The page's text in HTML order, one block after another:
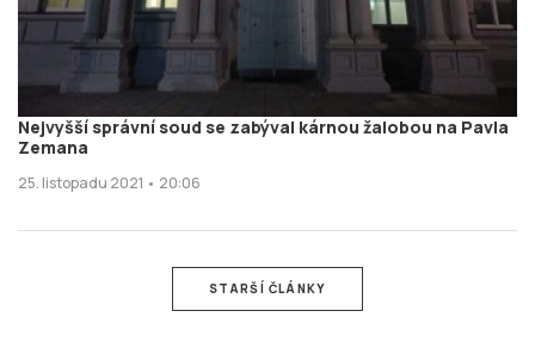
Nejvyšší správní soud se zabýval kárnou žalobou na Pavla
Zemana
25. listopadu 2021 • 20:06
STARŠÍ ČLÁNKY